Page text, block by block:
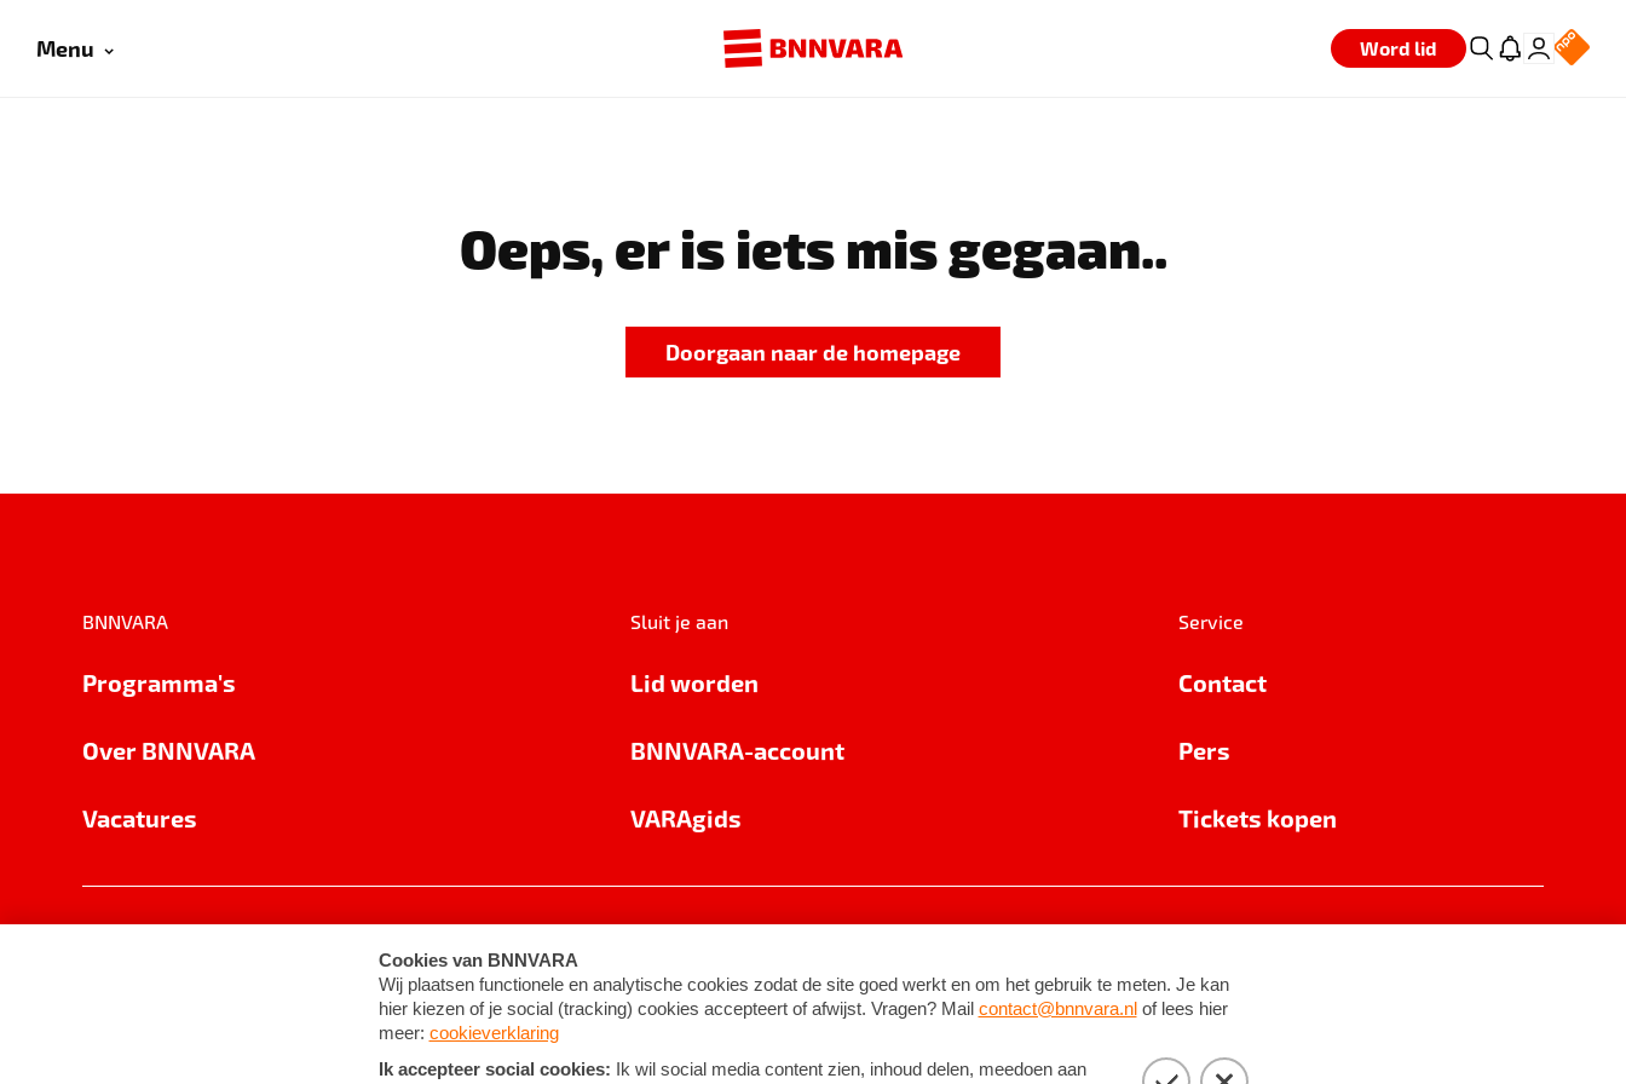
Menu Word lid
Oeps, er is iets mis gegaan..
Doorgaan naar de homepage
BNNVARA
Programma's
Over BNNVARA
Vacatures
Sluit je aan
Lid worden
BNNVARA-account
VARAgids
Service
Contact
Pers
Tickets kopen
Cookie-instellingen Algemene voorwaarden ©2026BNNVARA